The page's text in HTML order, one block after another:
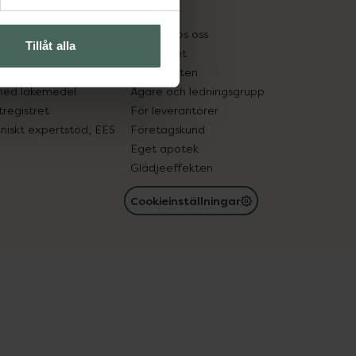
Tillåt alla
in gammal medicin
läkemedel
expertstöd, EES
Pressrum
Jobba hos oss
Hållbarhet
Samarbeten
Ägare och ledningsgrupp
För leverantörer
Företagskund
Eget apotek
Glädjeeffekten
Cookieinställningar